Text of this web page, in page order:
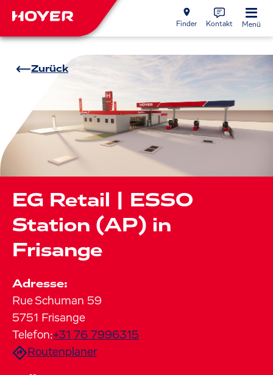
Finder Kontakt Menü
Zurück
EG Retail | ESSO
Station (AP) in
Frisange
Adresse:
Rue Schuman 59
5751 Frisange
Telefon:+31 76 7996315
Routenplaner